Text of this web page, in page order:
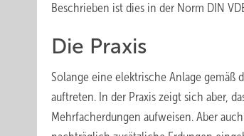
Beschrieben ist dies in der Norm DIN
Die Praxis
Solange eine elektrische Anlage
auftreten. In der Praxis zeigt sich aber,
Mehrfacherdungen aufweisen. Aber